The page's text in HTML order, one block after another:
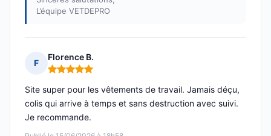
L’équipe VETDEPRO
F
Florence B.
Note : 5 sur 5
Site super pour les vêtements de travail. Jamais déçu,
colis qui arrive à temps et sans destruction avec suivi.
Je recommande.